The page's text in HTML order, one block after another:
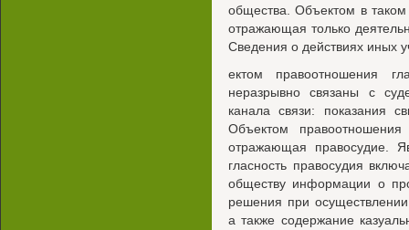
общества. Объектом в
отражающая только
Сведения о действиях иных
ектом правоотношения
неразрывно связаны с
канала связи: показания
Объектом
отражающая правосудие.
гласность правосудия
обществу информации о
решения при осуществлении
а также содержание